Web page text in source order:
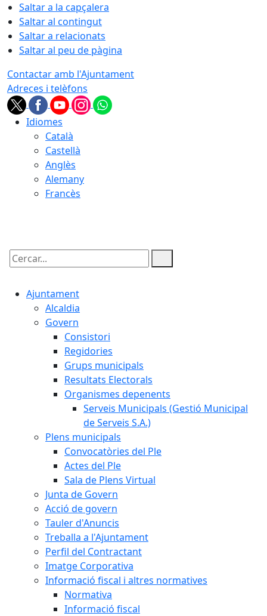
Saltar a la capçalera
Saltar al contingut
Saltar a relacionats
Saltar al peu de pàgina
Contactar amb l'Ajuntament
Adreces i telèfons
Idiomes
Català
Castellà
Anglès
Alemany
Francès
Cercar:
Ajuntament
Alcaldia
Govern
Consistori
Regidories
Grups municipals
Resultats Electorals
Organismes depenents
Serveis Municipals (Gestió Municipal
de Serveis S.A.)
Plens municipals
Convocatòries del Ple
Actes del Ple
Sala de Plens Virtual
Junta de Govern
Acció de govern
Tauler d'Anuncis
Treballa a l'Ajuntament
Perfil del Contractant
Imatge Corporativa
Informació fiscal i altres normatives
Normativa
Informació fiscal